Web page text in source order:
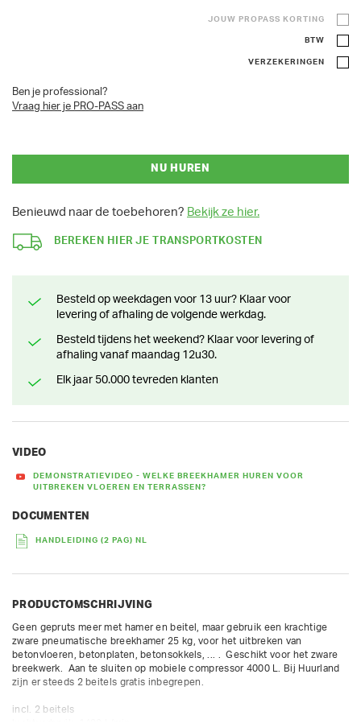
JOUW PROPASS KORTING
BTW
VERZEKERINGEN
Ben je professional?
Vraag hier je PRO-PASS aan
NU HUREN
Benieuwd naar de toebehoren? Bekijk ze hier.
BEREKEN HIER JE TRANSPORTKOSTEN
Besteld op weekdagen voor 13 uur? Klaar voor
levering of afhaling de volgende werkdag.
Besteld tijdens het weekend? Klaar voor levering of
afhaling vanaf maandag 12u30.
Elk jaar 50.000 tevreden klanten
VIDEO
DEMONSTRATIEVIDEO - WELKE BREEKHAMER HUREN VOOR
UITBREKEN VLOEREN EN TERRASSEN?
DOCUMENTEN
HANDLEIDING (2 PAG) NL
PRODUCTOMSCHRIJVING
Geen gepruts meer met hamer en beitel, maar gebruik een krachtige
zware pneumatische breekhamer 25 kg, voor het uitbreken van
betonvloeren, betonplaten, betonsokkels, ... .  Geschikt voor het zware
breekwerk.  Aan te sluiten op mobiele compressor 4000 L. Bij Huurland
zijn er steeds 2 beitels gratis inbegrepen.
incl. 2 beitels